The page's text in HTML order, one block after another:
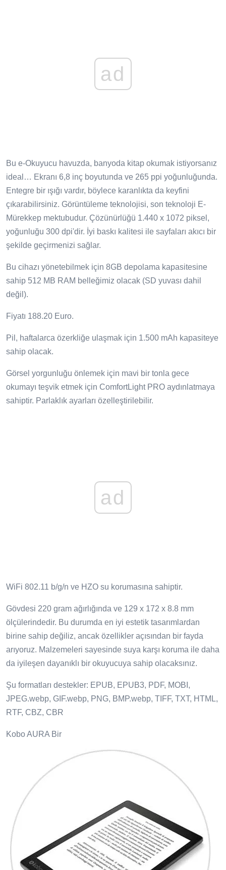
ad
Bu e-Okuyucu havuzda, banyoda kitap okumak istiyorsanız
ideal… Ekranı 6,8 inç boyutunda ve 265 ppi yoğunluğunda.
Entegre bir ışığı vardır, böylece karanlıkta da keyfini
çıkarabilirsiniz. Görüntüleme teknolojisi, son teknoloji E-
Mürekkep mektubudur. Çözünürlüğü 1.440 x 1072 piksel,
yoğunluğu 300 dpi'dir. İyi baskı kalitesi ile sayfaları akıcı bir
şekilde geçirmenizi sağlar.
Bu cihazı yönetebilmek için 8GB depolama kapasitesine
sahip 512 MB RAM belleğimiz olacak (SD yuvası dahil
değil).
Fiyatı 188.20 Euro.
Pil, haftalarca özerkliğe ulaşmak için 1.500 mAh kapasiteye
sahip olacak.
Görsel yorgunluğu önlemek için mavi bir tonla gece
okumayı teşvik etmek için ComfortLight PRO aydınlatmaya
sahiptir. Parlaklık ayarları özelleştirilebilir.
ad
WiFi 802.11 b/g/n ve HZO su korumasına sahiptir.
Gövdesi 220 gram ağırlığında ve 129 x 172 x 8.8 mm
ölçülerindedir. Bu durumda en iyi estetik tasarımlardan
birine sahip değiliz, ancak özellikler açısından bir fayda
arıyoruz. Malzemeleri sayesinde suya karşı koruma ile daha
da iyileşen dayanıklı bir okuyucuya sahip olacaksınız.
Şu formatları destekler: EPUB, EPUB3, PDF, MOBI,
JPEG.webp, GIF.webp, PNG, BMP.webp, TIFF, TXT, HTML,
RTF, CBZ, CBR
Kobo AURA Bir